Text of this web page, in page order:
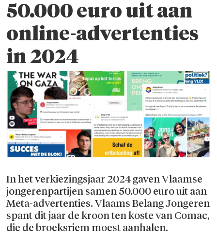
50.000 euro uit aan
online-advertenties
in 2024
In het verkiezingsjaar 2024 gaven Vlaamse
jongerenpartijen samen 50.000 euro uit aan
Meta-advertenties. Vlaams Belang Jongeren
spant dit jaar de kroon ten koste van Comac,
die de broeksriem moest aanhalen.